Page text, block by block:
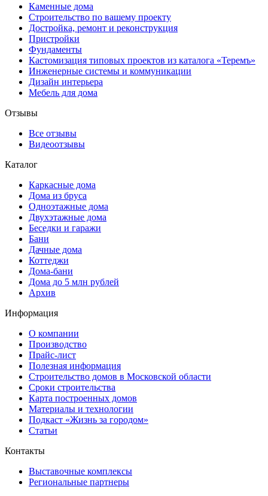
Каменные дома
Строительство по вашему проекту
Достройка, ремонт и реконструкция
Пристройки
Фундаменты
Кастомизация типовых проектов из каталога «Теремъ»
Инженерные системы и коммуникации
Дизайн интерьера
Мебель для дома
Отзывы
Все отзывы
Видеоотзывы
Каталог
Каркасные дома
Дома из бруса
Одноэтажные дома
Двухэтажные дома
Беседки и гаражи
Бани
Дачные дома
Коттеджи
Дома-бани
Дома до 5 млн рублей
Архив
Информация
О компании
Производство
Прайс-лист
Полезная информация
Строительство домов в Московской области
Сроки строительства
Карта построенных домов
Материалы и технологии
Подкаст «Жизнь за городом»
Статьи
Контакты
Выставочные комплексы
Региональные партнеры